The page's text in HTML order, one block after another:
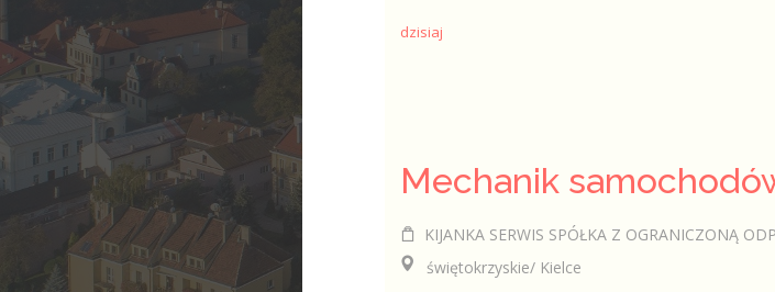
dzisiaj
KIJANKA SERWIS SPÓŁKA Z OGRANICZONĄ
świętokrzyskie/ Kielce